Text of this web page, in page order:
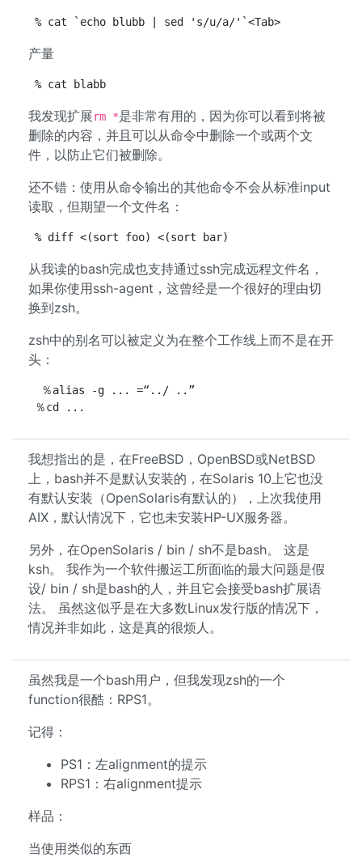
% cat `echo blubb | sed 's/u/a/'`<Tab>
产量
% cat blabb
我发现扩展rm *是非常有用的，因为你可以看到将被
删除的内容，并且可以从命令中删除一个或两个文
件，以防止它们被删除。
还不错：使用从命令输出的其他命令不会从标准input
读取，但期望一个文件名：
% diff <(sort foo) <(sort bar)
从我读的bash完成也支持通过ssh完成远程文件名，
如果你使用ssh-agent，这曾经是一个很好的理由切
换到zsh。
zsh中的别名可以被定义为在整个工作线上而不是在开
头：
  ％alias -g ... =“../ ..”
我想指出的是，在FreeBSD，OpenBSD或NetBSD
上，bash并不是默认安装的，在Solaris 10上它也没
有默认安装（OpenSolaris有默认的），上次我使用
AIX，默认情况下，它也未安装HP-UX服务器。
另外，在OpenSolaris / bin / sh不是bash。 这是
ksh。 我作为一个软件搬运工所面临的最大问题是假
设/ bin / sh是bash的人，并且它会接受bash扩展语
法。 虽然这似乎是在大多数Linux发行版的情况下，
情况并非如此，这是真的很烦人。
虽然我是一个bash用户，但我发现zsh的一个
function很酷：RPS1。
记得：
PS1：左alignment的提示
RPS1：右alignment提示
样品：
当使用类似的东西